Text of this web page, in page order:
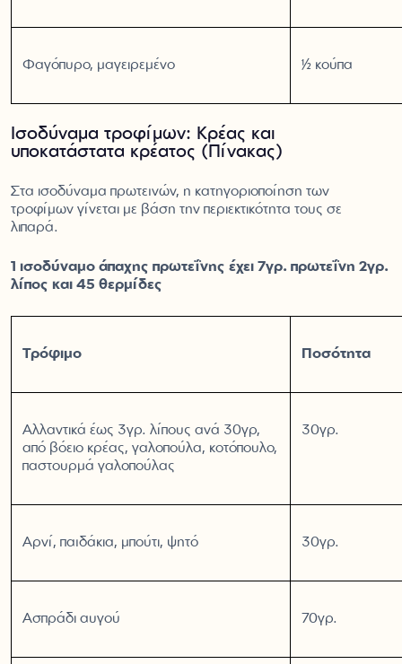
Φαγόπυρο, μαγειρεμένο ½ κούπα
Ισοδύναμα τροφίμων: Κρέας και
υποκατάστατα κρέατος (Πίνακας)
Στα ισοδύναμα πρωτεϊνών, η κατηγοριοποίηση των
τροφίμων γίνεται με βάση την περιεκτικότητα τους σε
λιπαρά.
1 ισοδύναμο άπαχης πρωτεΐνης έχει 7γρ. πρωτεΐνη 2γρ.
λίπος και 45 θερμίδες
Τρόφιμο Ποσότητα
Αλλαντικά έως 3γρ. λίπους ανά 30γρ,
από βόειο κρέας, γαλοπούλα, κοτόπουλο,
παστουρμά γαλοπούλας
30γρ.
Αρνί, παϊδάκια, μπούτι, ψητό 30γρ.
Ασπράδι αυγού 70γρ.